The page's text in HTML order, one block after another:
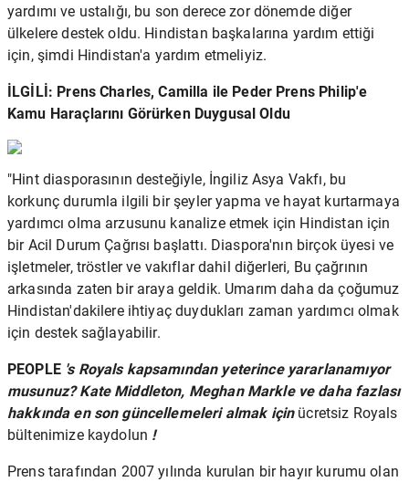
yardımı ve ustalığı, bu son derece zor dönemde diğer
ülkelere destek oldu. Hindistan başkalarına yardım ettiği
için, şimdi Hindistan'a yardım etmeliyiz.
İLGİLİ: Prens Charles, Camilla ile Peder Prens Philip'e
Kamu Haraçlarını Görürken Duygusal Oldu
"Hint diasporasının desteğiyle, İngiliz Asya Vakfı, bu
korkunç durumla ilgili bir şeyler yapma ve hayat kurtarmaya
yardımcı olma arzusunu kanalize etmek için Hindistan için
bir Acil Durum Çağrısı başlattı. Diaspora'nın birçok üyesi ve
işletmeler, tröstler ve vakıflar dahil diğerleri, Bu çağrının
arkasında zaten bir araya geldik. Umarım daha da çoğumuz
Hindistan'dakilere ihtiyaç duydukları zaman yardımcı olmak
için destek sağlayabilir.
PEOPLE 's Royals kapsamından yeterince yararlanamıyor
musunuz?Kate Middleton, Meghan Markle ve daha fazlası
hakkında en son güncellemeleri almak için ücretsiz Royals
bültenimize kaydolun !
Prens tarafından 2007 yılında kurulan bir hayır kurumu olan